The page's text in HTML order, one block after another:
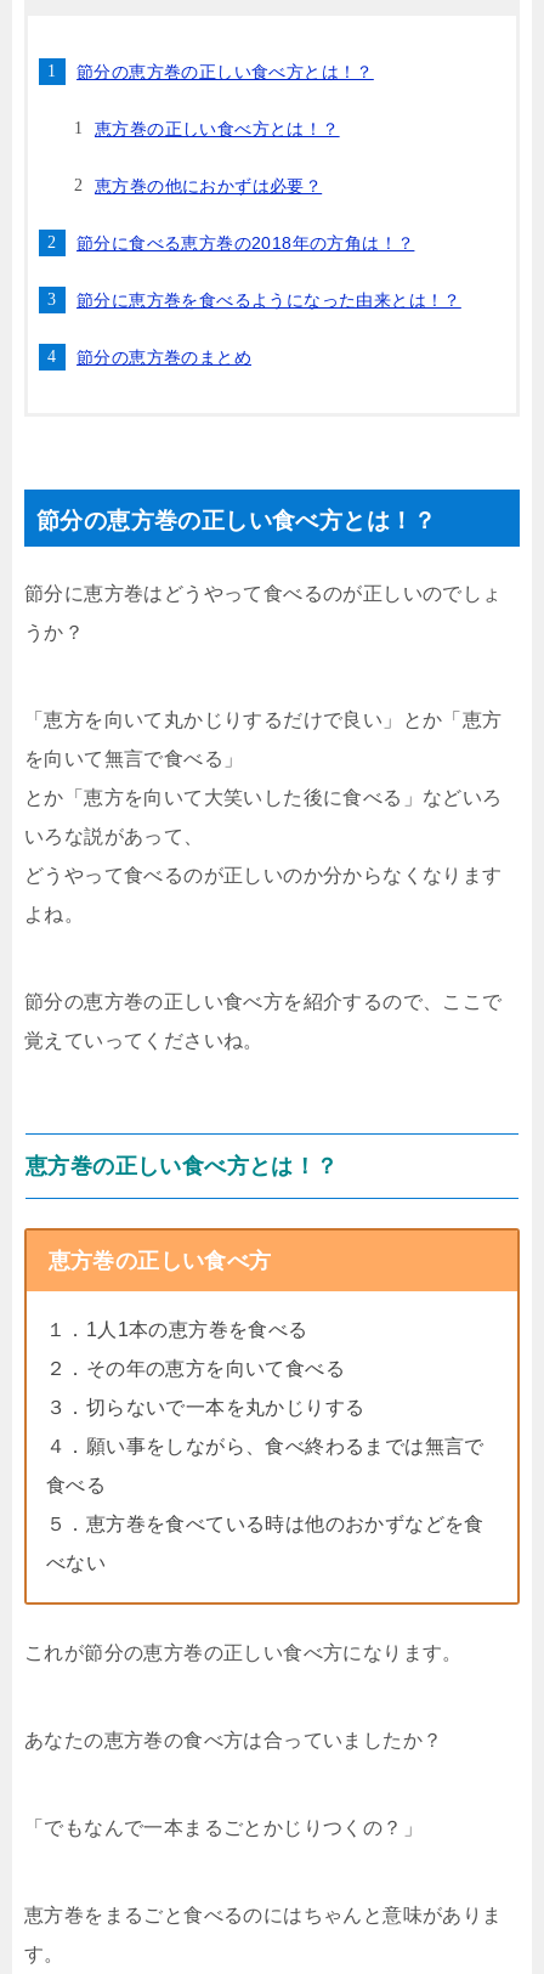
節分の恵方巻の正しい食べ方とは！？
恵方巻の正しい食べ方とは！？
恵方巻の他におかずは必要？
節分に食べる恵方巻の2018年の方角は！？
節分に恵方巻を食べるようになった由来とは！？
節分の恵方巻のまとめ
節分の恵方巻の正しい食べ方とは！？
節分に恵方巻はどうやって食べるのが正しいのでしょ
うか？
「恵方を向いて丸かじりするだけで良い」とか「恵方
を向いて無言で食べる」
とか「恵方を向いて大笑いした後に食べる」などいろ
いろな説があって、
どうやって食べるのが正しいのか分からなくなります
よね。
節分の恵方巻の正しい食べ方を紹介するので、ここで
覚えていってくださいね。
恵方巻の正しい食べ方とは！？
恵方巻の正しい食べ方
１．1人1本の恵方巻を食べる
２．その年の恵方を向いて食べる
３．切らないで一本を丸かじりする
４．願い事をしながら、食べ終わるまでは無言で
食べる
５．恵方巻を食べている時は他のおかずなどを食
べない
これが節分の恵方巻の正しい食べ方になります。
あなたの恵方巻の食べ方は合っていましたか？
「でもなんで一本まるごとかじりつくの？」
恵方巻をまるごと食べるのにはちゃんと意味がありま
す。